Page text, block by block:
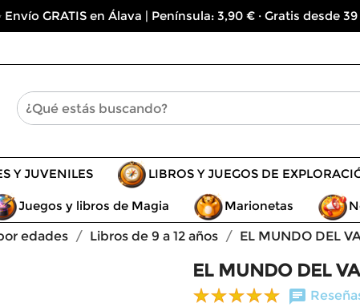
Envío GRATIS en Álava | Península: 3,90 € · Gratis desde
Y JUVENILES LIBROS Y JUEGOS DE
Juegos y libros de Magia Marionetas
edades Libros de 9 a 12 años EL MUNDO DEL
EL MUNDO DEL
chat